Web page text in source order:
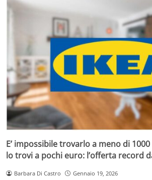
E’ impossibile trovarlo a meno di
lo trovi a pochi euro: l’offerta record
Barbara Di Castro Gennaio 19, 2026